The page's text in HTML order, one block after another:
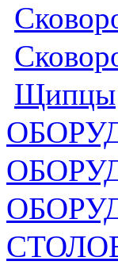
Щипцы